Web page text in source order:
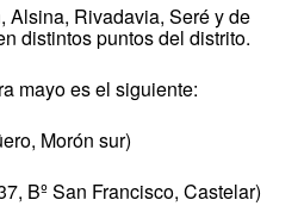
Alsina, Rivadavia, Seré y de
distintos puntos del distrito.
mayo es el siguiente:
Morón sur)
Bº San Francisco, Castelar)